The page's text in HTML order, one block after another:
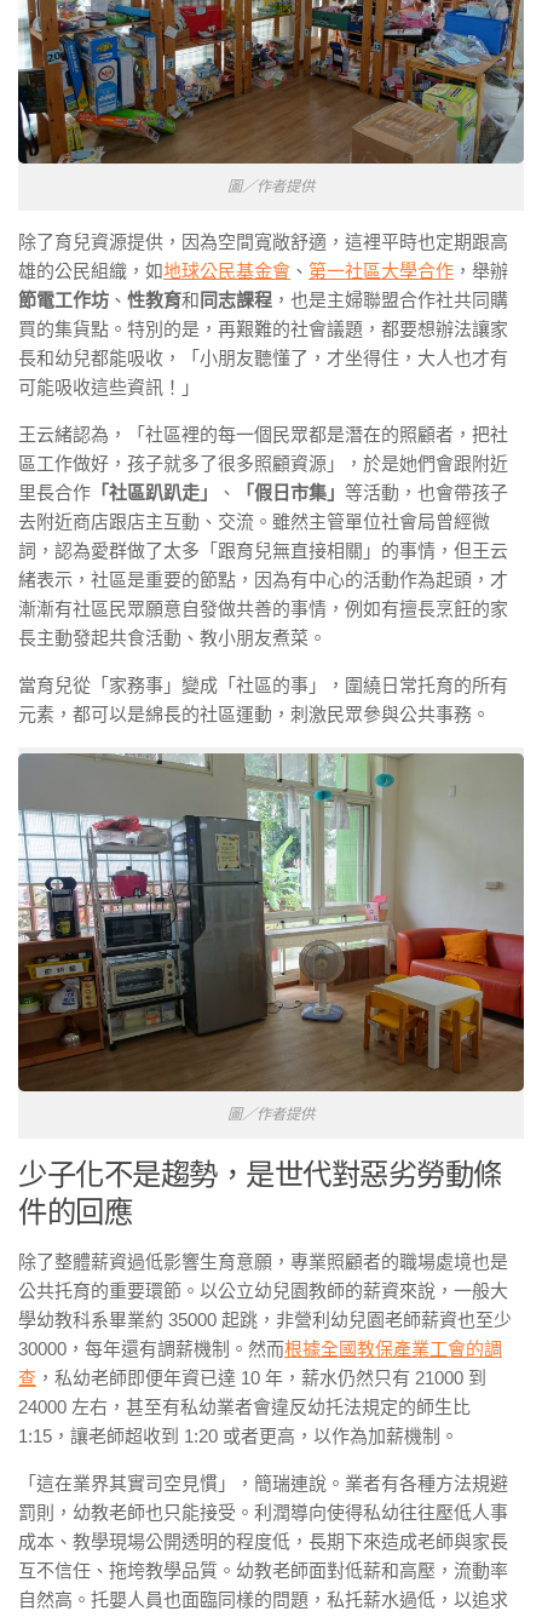
圖／作者提供
除了育兒資源提供，因為空間寬敞舒適，這裡平時也定期跟高
雄的公民組織，如地球公民基金會 、 第一社區大學合作 ，舉辦
節電工作坊 、 性教育和 同志課程 ，也是主婦聯盟合作社共同購
買的集貨點。特別的是，再艱難的社會議題，都要想辦法讓家
長和幼兒都能吸收，「小朋友聽懂了，才坐得住，大人也才有
可能吸收這些資訊！」
王云緒認為，「社區裡的每一個民眾都是潛在的照顧者，把社
區工作做好，孩子就多了很多照顧資源」，於是她們會跟附近
里長合作 「社區趴趴走」 、 「假日市集」 等活動，也會帶孩子
去附近商店跟店主互動、交流。雖然主管單位社會局曾經微
詞，認為愛群做了太多「跟育兒無直接相關」的事情，但王云
緒表示，社區是重要的節點，因為有中心的活動作為起頭，才
漸漸有社區民眾願意自發做共善的事情，例如有擅長烹飪的家
長主動發起共食活動、教小朋友煮菜。
當育兒從「家務事」變成「社區的事」，圍繞日常托育的所有
元素，都可以是綿長的社區運動，刺激民眾參與公共事務。
圖／作者提供
少子化不是趨勢，是世代對惡劣勞動條
件的回應
除了整體薪資過低影響生育意願，專業照顧者的職場處境也是
公共托育的重要環節。以公立幼兒園教師的薪資來說，一般大
學幼教科系畢業約 35000 起跳，非營利幼兒園老師薪資也至少
30000，每年還有調薪機制。然而根據全國教保產業工會的調
查 ，私幼老師即便年資已達 10 年，薪水仍然只有 21000 到
24000 左右，甚至有私幼業者會違反幼托法規定的師生比
1:15，讓老師超收到 1:20 或者更高，以作為加薪機制。
「這在業界其實司空見慣」，簡瑞連說。業者有各種方法規避
罰則，幼教老師也只能接受。利潤導向使得私幼往往壓低人事
成本、教學現場公開透明的程度低，長期下來造成老師與家長
互不信任、拖垮教學品質。幼教老師面對低薪和高壓，流動率
自然高。托嬰人員也面臨同樣的問題，私托薪水過低，以追求